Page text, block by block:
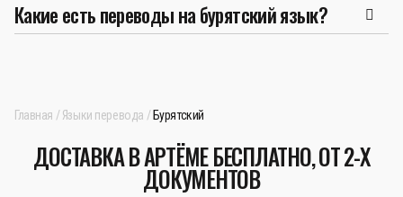
Какие есть переводы на бурятский язык?
Главная Языки перевода Бурятский
ДОСТАВКА В АРТЁМЕ БЕСПЛАТНО, ОТ 2-Х
ДОКУМЕНТОВ